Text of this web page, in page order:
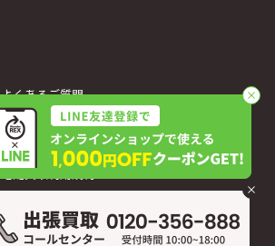
よくあるご質問
お問い合わせ
個人情報保護方針
宅配買取利用規約